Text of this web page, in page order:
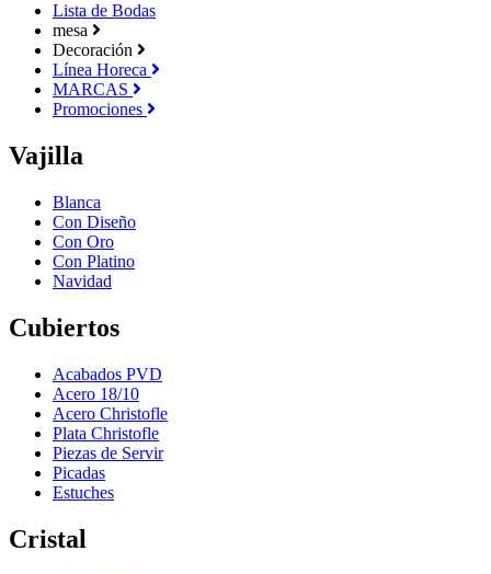
Lista de Bodas
mesa
Decoración
Línea Horeca
MARCAS
Promociones
Vajilla
Blanca
Con Diseño
Con Oro
Con Platino
Navidad
Cubiertos
Acabados PVD
Acero 18/10
Acero Christofle
Plata Christofle
Piezas de Servir
Picadas
Estuches
Cristal